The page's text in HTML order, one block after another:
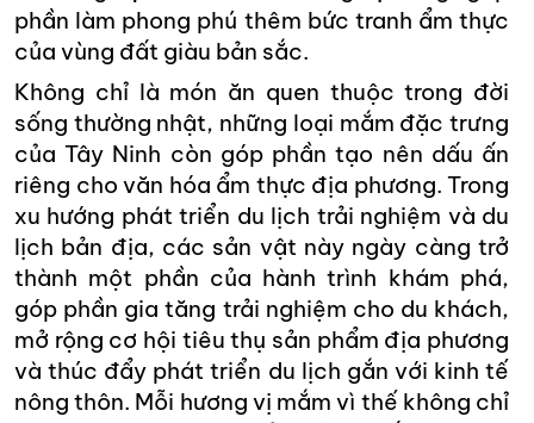
phần làm phong phú thêm bức tranh ẩm thực
của vùng đất giàu bản sắc.
Không chỉ là món ăn quen thuộc trong đời
sống thường nhật, những loại mắm đặc trưng
của Tây Ninh còn góp phần tạo nên dấu ấn
riêng cho văn hóa ẩm thực địa phương. Trong
xu hướng phát triển du lịch trải nghiệm và du
lịch bản địa, các sản vật này ngày càng trở
thành một phần của hành trình khám phá,
góp phần gia tăng trải nghiệm cho du khách,
mở rộng cơ hội tiêu thụ sản phẩm địa phương
và thúc đẩy phát triển du lịch gắn với kinh tế
nông thôn. Mỗi hương vị mắm vì thế không chỉ